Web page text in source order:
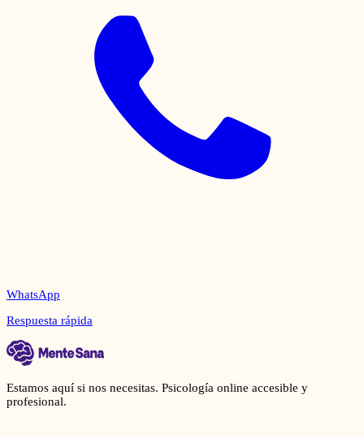
WhatsApp
Respuesta rápida
Estamos aquí si nos necesitas. Psicología online accesible y
profesional.